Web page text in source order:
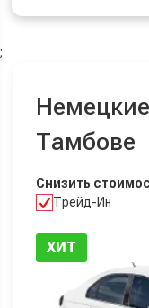
;
Тамбове
Снизить
Трейд-Ин
ХИТ